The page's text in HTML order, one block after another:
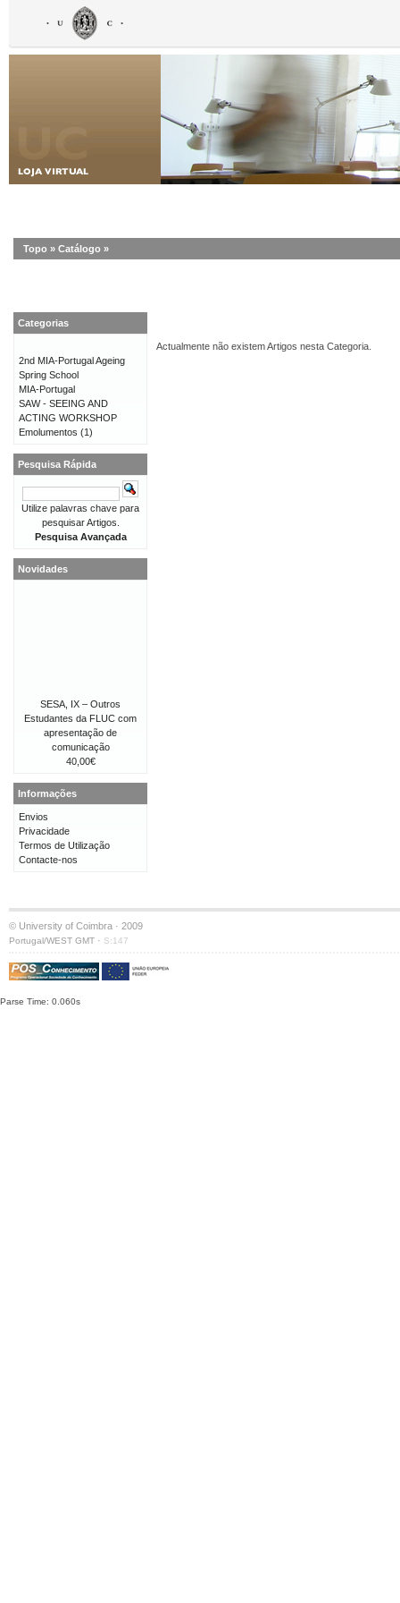
Topo » Catálogo »
Actualmente não existem Artigos nesta Categoria.
Categorias
2nd MIA-Portugal Ageing
Spring School
MIA-Portugal
SAW - SEEING AND
ACTING WORKSHOP
Emolumentos (1)
Pesquisa Rápida
Utilize palavras chave para
pesquisar Artigos.
Pesquisa Avançada
Novidades
SESA, IX – Outros
Estudantes da FLUC com
apresentação de
comunicação
40,00€
Informações
Envios
Privacidade
Termos de Utilização
Contacte-nos
© University of Coimbra · 2009
Portugal/WEST GMT · S:147
Parse Time: 0.060s